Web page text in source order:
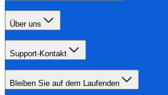
Über uns
Support-Kontakt
Bleiben Sie auf dem Laufenden